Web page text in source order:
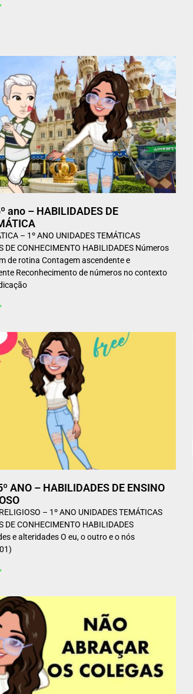
ano – HABILIDADES DE
– 1º ANO UNIDADES TEMÁTICAS
DE CONHECIMENTO HABILIDADES Números
de rotina Contagem ascendente e
Reconhecimento de números no contexto
ANO – HABILIDADES DE ENSINO
– 1º ANO UNIDADES TEMÁTICAS
DE CONHECIMENTO HABILIDADES
e alteridades O eu, o outro e o nós